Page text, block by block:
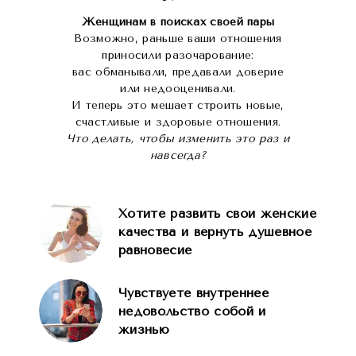
тянуть прошлое в будущее?».
Поговорили с Еленой о моих
проблемах и начали работать.
Задание были разные: я писала
эссе, рисовала, лепила, клеили
коллаж. При этом я - человек
далекий от творчества стал
испытывать колоссальное
удовольствие от всех этих
выработалась тактика
выполнения задания. Получив
очередное задание, я не
бросалась его выполнять, а
гулять в парк на час – полтора и
размышляла, потом приходила
домой и выполняла. Я
«копалась» в себе, слушала
Женщинам в поисках своей пары
Возможно, раньше ваши отношения
приносили разочарование:
вас обманывали, предавали доверие
или недооценивали.
И теперь это мешает строить новые,
счастливые и здоровые отношения.
Что делать, чтобы изменить это раз и
навсегда?
Хотите развить свои женские
качества и вернуть душевное
равновесие
Чувствуете внутреннее
недовольство собой и
жизнью